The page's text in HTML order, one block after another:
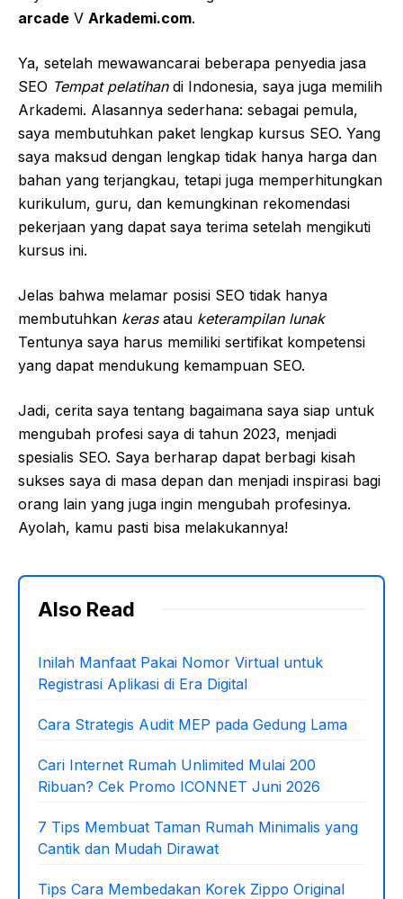
arcade V Arkademi.com.
Ya, setelah mewawancarai beberapa penyedia jasa
SEO Tempat pelatihan di Indonesia, saya juga memilih
Arkademi. Alasannya sederhana: sebagai pemula,
saya membutuhkan paket lengkap kursus SEO. Yang
saya maksud dengan lengkap tidak hanya harga dan
bahan yang terjangkau, tetapi juga memperhitungkan
kurikulum, guru, dan kemungkinan rekomendasi
pekerjaan yang dapat saya terima setelah mengikuti
kursus ini.
Jelas bahwa melamar posisi SEO tidak hanya
membutuhkan kerasatau keterampilan lunak
Tentunya saya harus memiliki sertifikat kompetensi
yang dapat mendukung kemampuan SEO.
Jadi, cerita saya tentang bagaimana saya siap untuk
mengubah profesi saya di tahun 2023, menjadi
spesialis SEO. Saya berharap dapat berbagi kisah
sukses saya di masa depan dan menjadi inspirasi bagi
orang lain yang juga ingin mengubah profesinya.
Ayolah, kamu pasti bisa melakukannya!
Also Read
Inilah Manfaat Pakai Nomor Virtual untuk
Registrasi Aplikasi di Era Digital
Cara Strategis Audit MEP pada Gedung Lama
Cari Internet Rumah Unlimited Mulai 200
Ribuan? Cek Promo ICONNET Juni 2026
7 Tips Membuat Taman Rumah Minimalis yang
Cantik dan Mudah Dirawat
Tips Cara Membedakan Korek Zippo Original